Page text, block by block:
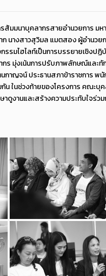
มนาบุคลากรสายอำนวยการ ม
ก นางสาวสุวิมล แมตสอง ผู้อำน
มไฮไลท์เป็นการบรรยายเชิง
มุ่งเน้นการปรับภาพลักษณ์และทั
ญจน์ ประธานสภาข้าราชการ พ
ในช่วงท้ายของโครงการ คณะบุ
งานและสร้างความประทับใจร่